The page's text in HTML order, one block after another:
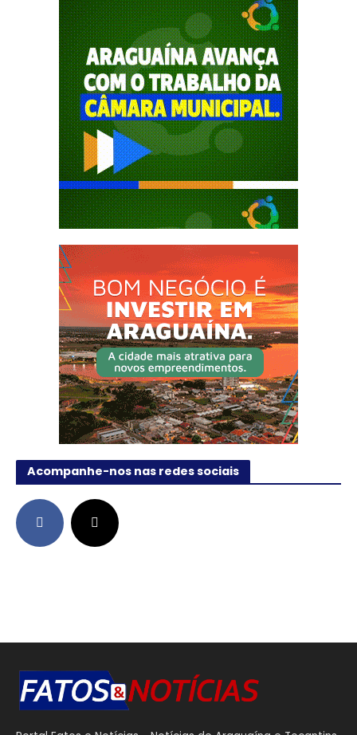
Acompanhe-nos nas redes sociais